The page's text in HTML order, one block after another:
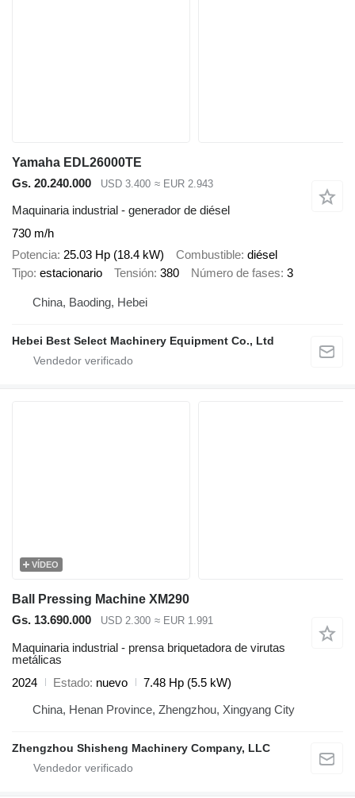
Yamaha EDL26000TE
Gs. 20.240.000
USD 3.400 ≈ EUR 2.943
Maquinaria industrial - generador de diésel
730 m/h
Potencia 25.03 Hp (18.4 kW) Combustible diésel
Tipo estacionario Tensión 380 Número de fases 3
China, Baoding, Hebei
Hebei Best Select Machinery Equipment Co., Ltd
VÍDEO
Ball Pressing Machine XM290
Gs. 13.690.000
USD 2.300 ≈ EUR 1.991
Maquinaria industrial - prensa briquetadora de virutas
metálicas
2024
Estado nuevo
7.48 Hp (5.5 kW)
China, Henan Province, Zhengzhou, Xingyang City
Zhengzhou Shisheng Machinery Company, LLC